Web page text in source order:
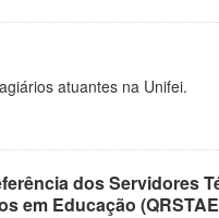
atuantes na Unifei.
dos Servidores
em Educação